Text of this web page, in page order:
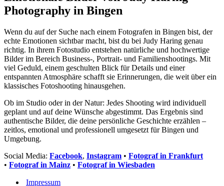
Photography in Bingen
Wenn du auf der Suche nach einem Fotografen in Bingen bist, der
echte Emotionen sichtbar macht, bist du bei Judy Haring genau
richtig. In ihrem Fotostudio entstehen natürliche und hochwertige
Bilder im Bereich Business-, Portrait- und Familienshootings. Mit
viel Geduld, einem geschulten Blick für Details und einer
entspannten Atmosphäre schafft sie Erinnerungen, die weit über ein
klassisches Fotoshooting hinausgehen.
Ob im Studio oder in der Natur: Jedes Shooting wird individuell
geplant und auf deine Wünsche abgestimmt. Das Ergebnis sind
authentische Bilder, die deine persönliche Geschichte erzählen –
zeitlos, emotional und professionell umgesetzt für Bingen und
Umgebung.
Social Media: Facebook, Instagram • Fotograf in Frankfurt
• Fotograf in Mainz • Fotograf in Wiesbaden
Impressum